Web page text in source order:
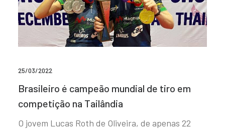
25/03/2022
Brasileiro é campeão mundial de tiro em
competição na Tailândia
O jovem Lucas Roth de Oliveira, de apenas 22